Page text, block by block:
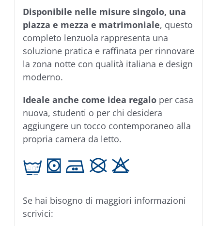
Disponibile nelle misure singolo, una
piazza e mezza e matrimoniale, questo
completo lenzuola rappresenta una
soluzione pratica e raffinata per rinnovare
la zona notte con qualità italiana e design
moderno.
Ideale anche come idea regaloper casa
nuova, studenti o per chi desidera
aggiungere un tocco contemporaneo alla
propria camera da letto.
t V E K H
Se hai bisogno di maggiori informazioni
scrivici: